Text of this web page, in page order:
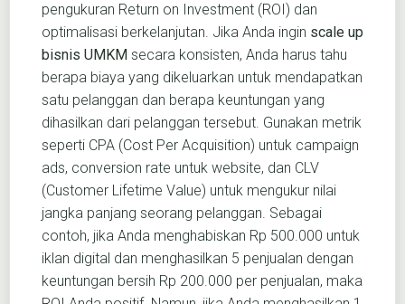
pengukuran Return on Investment (ROI) dan
optimalisasi berkelanjutan. Jika Anda ingin scale up
bisnis UMKM secara konsisten, Anda harus tahu
berapa biaya yang dikeluarkan untuk mendapatkan
satu pelanggan dan berapa keuntungan yang
dihasilkan dari pelanggan tersebut. Gunakan metrik
seperti CPA (Cost Per Acquisition) untuk campaign
ads, conversion rate untuk website, dan CLV
(Customer Lifetime Value) untuk mengukur nilai
jangka panjang seorang pelanggan. Sebagai
contoh, jika Anda menghabiskan Rp 500.000 untuk
iklan digital dan menghasilkan 5 penjualan dengan
keuntungan bersih Rp 200.000 per penjualan, maka